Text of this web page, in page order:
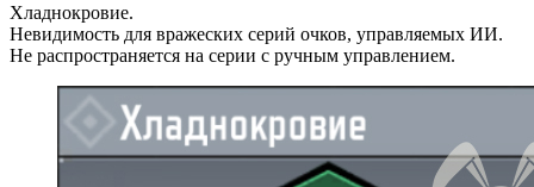
Хладнокровие.
Невидимость для вражеских серий очков, управляемых ИИ.
Не распространяется на серии с ручным управлением.